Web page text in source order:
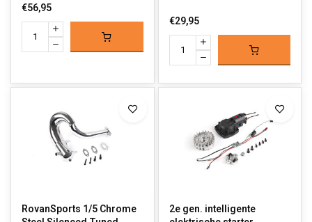
€56,95
€29,95
RovanSports 1/5 Chrome
2e gen. intelligente